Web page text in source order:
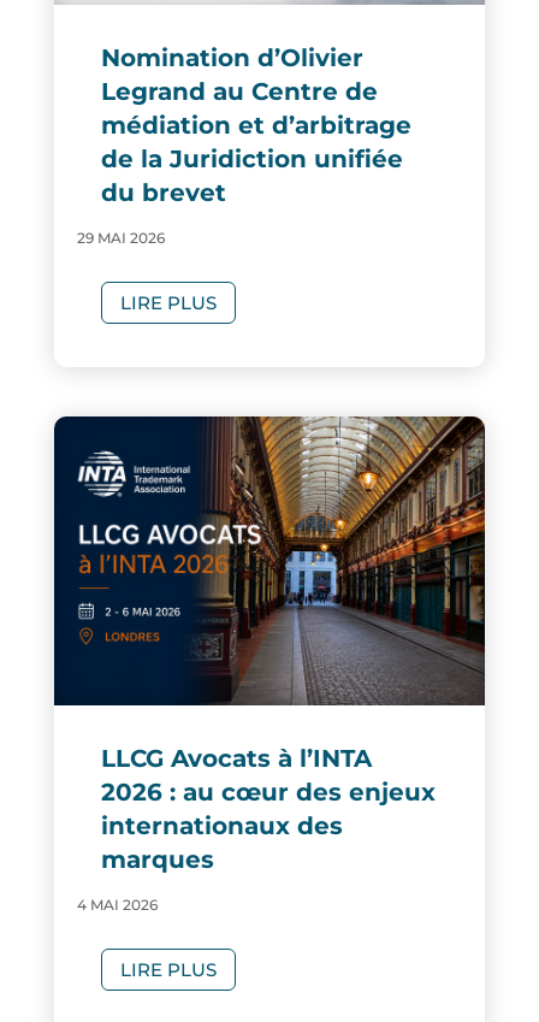
Nomination d’Olivier
Legrand au Centre de
médiation et d’arbitrage
de la Juridiction unifiée
du brevet
29 MAI 2026
LIRE PLUS
LLCG Avocats à l’INTA
2026 : au cœur des enjeux
internationaux des
marques
4 MAI 2026
LIRE PLUS